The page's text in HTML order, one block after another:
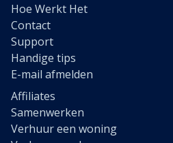
Hoe Werkt Het
Contact
Support
Handige tips
E-mail afmelden
Affiliates
Samenwerken
Verhuur een woning